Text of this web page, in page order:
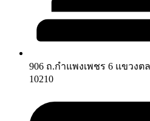
906 ถ.กำแพงเพชร 6 แขวง
10210